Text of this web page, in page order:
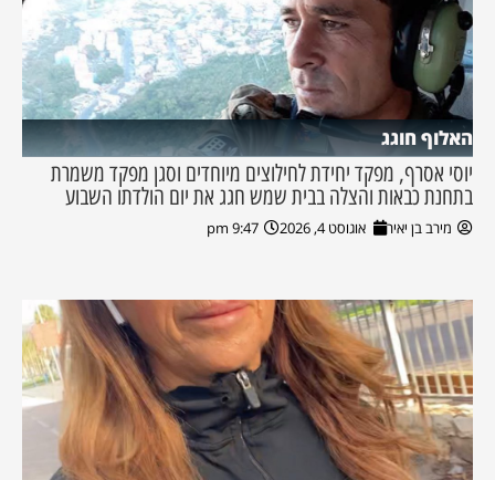
האלוף חוגג
יוסי אסרף, מפקד יחידת לחילוצים מיוחדים וסגן מפקד משמרת
בתחנת כבאות והצלה בבית שמש חגג את יום הולדתו השבוע
מירב בן יאיר אוגוסט 4, 2026 9:47 pm